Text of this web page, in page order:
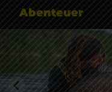
Abenteuer